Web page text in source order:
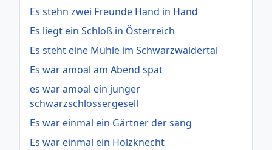
Es stehn zwei Freunde Hand in Hand
Es liegt ein Schloß in Österreich
Es steht eine Mühle im Schwarzwäldertal
Es war amoal am Abend spat
es war amoal ein junger
schwarzschlossergesell
Es war einmal ein Gärtner der sang
Es war einmal ein Holzknecht